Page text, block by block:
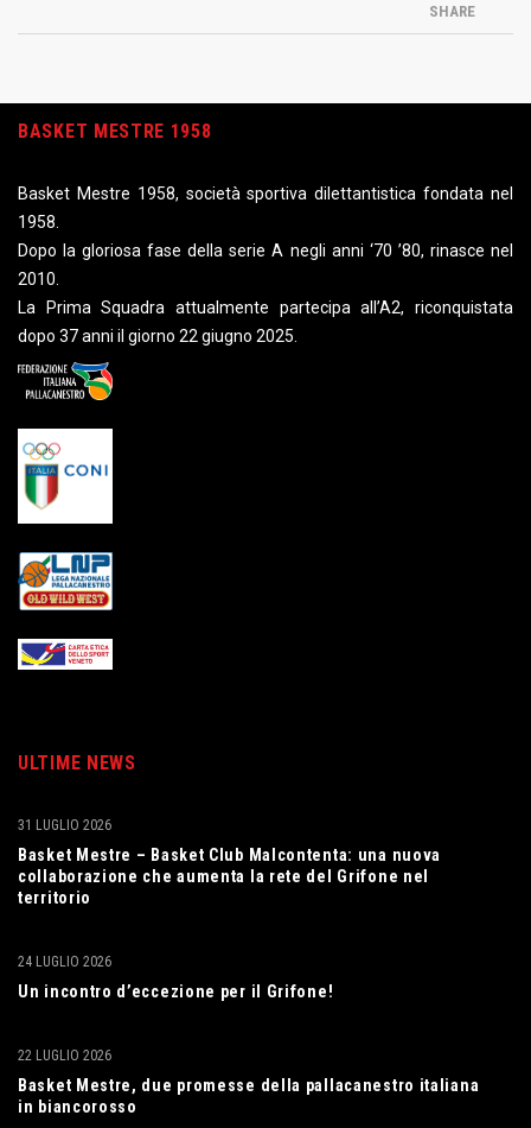
SHARE
BASKET MESTRE 1958
Basket Mestre 1958, società sportiva dilettantistica fondata nel
1958.
Dopo la gloriosa fase della serie A negli anni ‘70 ’80, rinasce nel
2010.
La Prima Squadra attualmente partecipa all’A2, riconquistata
dopo 37 anni il giorno 22 giugno 2025.
ULTIME NEWS
Basket Mestre – Basket Club Malcontenta: una nuova
collaborazione che aumenta la rete del Grifone nel
territorio
31 LUGLIO 2026
Un incontro d’eccezione per il Grifone!
24 LUGLIO 2026
Basket Mestre, due promesse della pallacanestro italiana
in biancorosso
22 LUGLIO 2026